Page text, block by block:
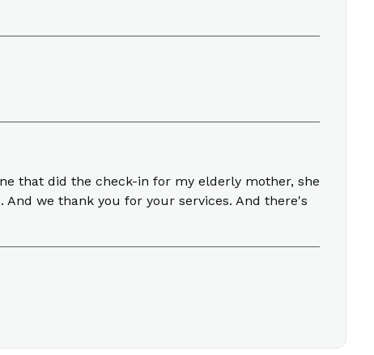
that did the check-in for my elderly mother, she
we thank you for your services. And there's